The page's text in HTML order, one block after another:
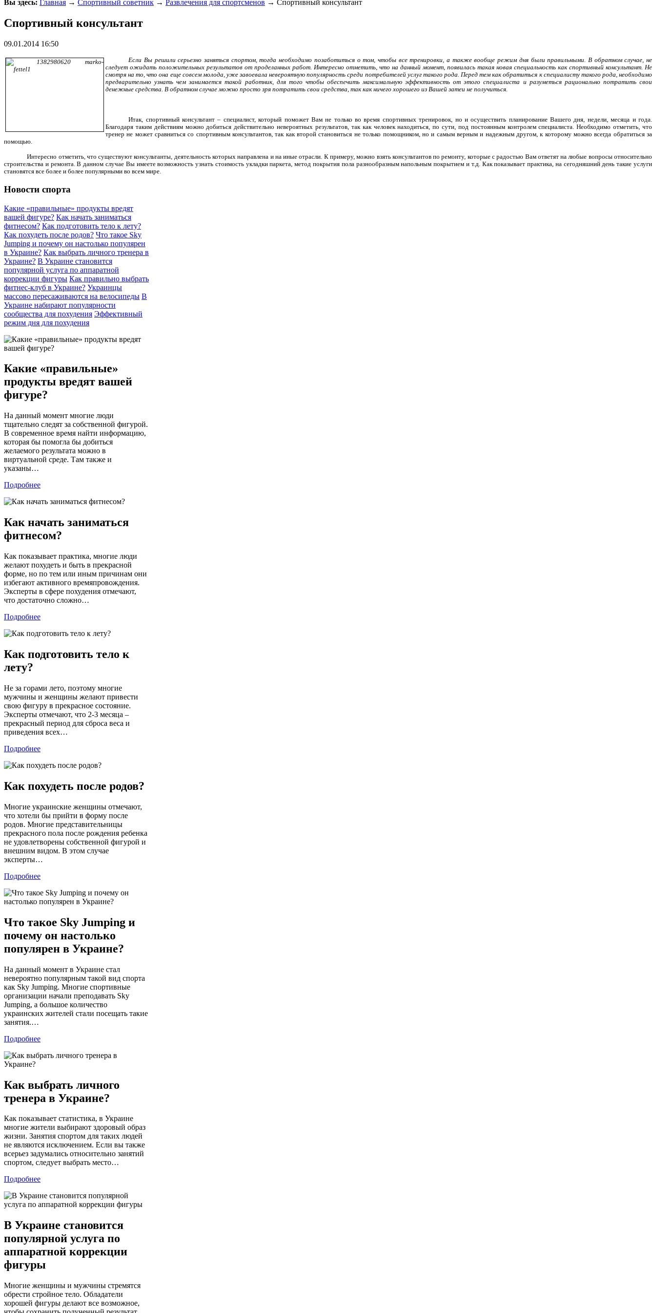
Вы здесь: Главная → Спортивный советник → Развлечения для спортсменов → Спортивный консультант
Спортивный консультант
09.01.2014 16:50
Если Вы решили серьезно заняться спортом, тогда необходимо позаботиться о том, чтобы все тренировки, а также вообще режим дня были правильными. В обратном случае, не
следует ожидать положительных результатов от проделанных работ. Интересно отметить, что на данный момент, появилась такая новая специальность как спортивный консультант. Не
смотря на то, что она еще совсем молода, уже завоевала невероятную популярность среди потребителей услуг такого рода. Перед тем как обратиться к специалисту такого рода, необходимо
предварительно узнать чем занимается такой работник, для того чтобы обеспечить максимальную эффективность от этого специалиста и разуметься рационально потратить свои
денежные средства. В обратном случае можно просто зря потратить свои средства, так как ничего хорошего из Вашей затеи не получиться.
Итак, спортивный консультант – специалист, который поможет Вам не только во время спортивных тренировок, но и осуществить планирование Вашего дня, недели, месяца и года.
Благодаря таким действиям можно добиться действительно невероятных результатов, так как человек находиться, по сути, под постоянным контролем специалиста. Необходимо отметить, что
тренер не может сравниться со спортивным консультантов, так как второй становиться не только помощником, но и самым верным и надежным другом, к которому можно всегда обратиться за
помощью.
Интересно отметить, что существуют консультанты, деятельность которых направлена и на иные отрасли. К примеру, можно взять консультантов по ремонту, которые с радостью Вам ответят на любые вопросы относительно
строительства и ремонта. В данном случае Вы имеете возможность узнать стоимость укладки паркета, метод покрытия пола разнообразным напольным покрытием и т.д. Как показывает практика, на сегодняшний день такие услуги
становятся все более и более популярными во всем мире.
Новости спорта
Какие «правильные» продукты вредят
вашей фигуре? Как начать заниматься
фитнесом? Как подготовить тело к лету?
Как похудеть после родов? Что такое Sky
Jumping и почему он настолько популярен
в Украине? Как выбрать личного тренера в
Украине? В Украине становится
популярной услуга по аппаратной
коррекции фигуры Как правильно выбрать
фитнес-клуб в Украине? Украинцы
массово пересаживаются на велосипеды В
Украине набирают популярности
сообщества для похудения Эффективный
режим дня для похудения
Какие «правильные»
продукты вредят вашей
фигуре?
На данный момент многие люди
тщательно следят за собственной фигурой.
В современное время найти информацию,
которая бы помогла бы добиться
желаемого результата можно в
виртуальной среде. Там также и
указаны…
Подробнее
Как начать заниматься
фитнесом?
Как показывает практика, многие люди
желают похудеть и быть в прекрасной
форме, но по тем или иным причинам они
избегают активного времяпровождения.
Эксперты в сфере похудения отмечают,
что достаточно сложно…
Подробнее
Как подготовить тело к
лету?
Не за горами лето, поэтому многие
мужчины и женщины желают привести
свою фигуру в прекрасное состояние.
Эксперты отмечают, что 2-3 месяца –
прекрасный период для сброса веса и
приведения всех…
Подробнее
Как похудеть после родов?
Многие украинские женщины отмечают,
что хотели бы прийти в форму после
родов. Многие представительницы
прекрасного пола после рождения ребенка
не удовлетворены собственной фигурой и
внешним видом. В этом случае
эксперты…
Подробнее
Что такое Sky Jumping и
почему он настолько
популярен в Украине?
На данный момент в Украине стал
невероятно популярным такой вид спорта
как Sky Jumping. Многие спортивные
организации начали преподавать Sky
Jumping, а большое количество
украинских жителей стали посещать такие
занятия.…
Подробнее
Как выбрать личного
тренера в Украине?
Как показывает статистика, в Украине
многие жители выбирают здоровый образ
жизни. Занятия спортом для таких людей
не являются исключением. Если вы также
всерьез задумались относительно занятий
спортом, следует выбрать место…
Подробнее
В Украине становится
популярной услуга по
аппаратной коррекции
фигуры
Многие женщины и мужчины стремятся
обрести стройное тело. Обладатели
хорошей фигуры делают все возможное,